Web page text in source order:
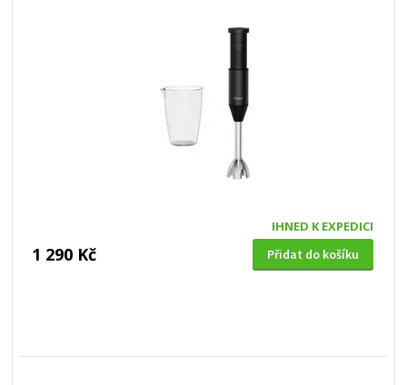
IHNED K EXPEDICI
1 290 Kč Přidat do košíku